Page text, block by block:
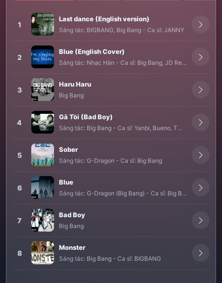
1
Last dance (English version)
Sáng tác: BIGBANG Big Bang - Ca sĩ: JANNY
2
Blue (English Cover)
Sáng tác: Nhạc Hàn - Ca sĩ: Big Bang JD Relic
3
Haru Haru
Big Bang
4
Gã Tồi (Bad Boy)
Sáng tác: Big Bang - Ca sĩ: Yanbi Bueno TMT Mr.T
5
Sober
Sáng tác: G-Dragon - Ca sĩ: Big Bang
6
Blue
Sáng tác: G-Dragon (Big Bang) - Ca sĩ: Big Bang
7
Bad Boy
Big Bang
8
Monster
Sáng tác: Big Bang - Ca sĩ: BIGBANG